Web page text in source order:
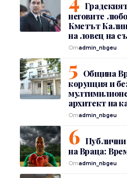
неговите
Кметът
на ловец на
Отadmin_nbgeu
Община
корупция и
архитект на
Отadmin_nbgeu
на Враца:
Отadmin_nbgeu